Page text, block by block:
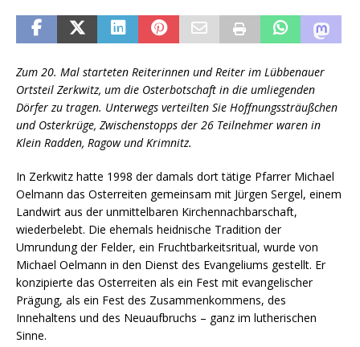
Zum 20. Mal starteten Reiterinnen und Reiter im Lübbenauer
Ortsteil Zerkwitz, um die Osterbotschaft in die umliegenden
Dörfer zu tragen. Unterwegs verteilten Sie Hoffnungssträußchen
und Osterkrüge, Zwischenstopps der 26 Teilnehmer waren in
Klein Radden, Ragow und Krimnitz.
In Zerkwitz hatte 1998 der damals dort tätige Pfarrer Michael
Oelmann das Osterreiten gemeinsam mit Jürgen Sergel, einem
Landwirt aus der unmittelbaren Kirchennachbarschaft,
wiederbelebt. Die ehemals heidnische Tradition der
Umrundung der Felder, ein Fruchtbarkeitsritual, wurde von
Michael Oelmann in den Dienst des Evangeliums gestellt. Er
konzipierte das Osterreiten als ein Fest mit evangelischer
Prägung, als ein Fest des Zusammenkommens, des
Innehaltens und des Neuaufbruchs – ganz im lutherischen
Sinne.